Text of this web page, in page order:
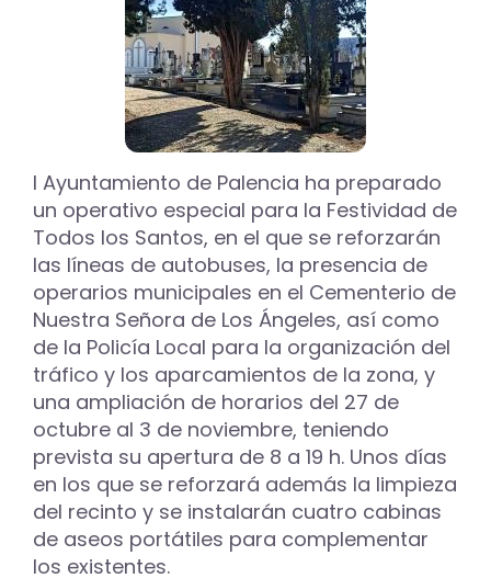
marcha
dispositivo
especial
Festividad
de
Todos
los
Santos
l Ayuntamiento de Palencia ha preparado
un operativo especial para la Festividad de
Todos los Santos, en el que se reforzarán
las líneas de autobuses, la presencia de
operarios municipales en el Cementerio de
Nuestra Señora de Los Ángeles, así como
de la Policía Local para la organización del
tráfico y los aparcamientos de la zona, y
una ampliación de horarios del 27 de
octubre al 3 de noviembre, teniendo
prevista su apertura de 8 a 19 h. Unos días
en los que se reforzará además la limpieza
del recinto y se instalarán cuatro cabinas
de aseos portátiles para complementar
los existentes.